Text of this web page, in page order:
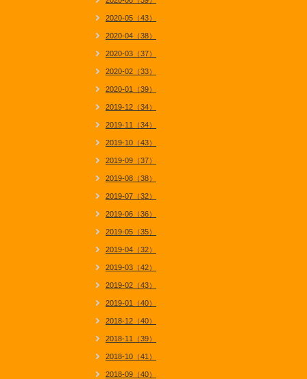
2020-05（43）
2020-04（38）
2020-03（37）
2020-02（33）
2020-01（39）
2019-12（34）
2019-11（34）
2019-10（43）
2019-09（37）
2019-08（38）
2019-07（32）
2019-06（36）
2019-05（35）
2019-04（32）
2019-03（42）
2019-02（43）
2019-01（40）
2018-12（40）
2018-11（39）
2018-10（41）
2018-09（40）